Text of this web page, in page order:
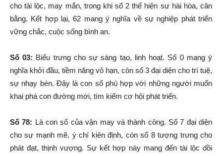
cho tài lộc, may mắn, trong khi số 2 thể hiện sự hài hòa, cân
bằng. Kết hợp lại, 62 mang ý nghĩa về sự nghiệp phát triển
vững chắc, cuộc sống bình an.
Số 03: Biểu trưng cho sự sáng tạo, linh hoạt. Số 0 mang ý
nghĩa khởi đầu, tiềm năng vô hạn, còn số 3 đại diện cho trí tuệ,
sự nhạy bén. Đây là con số phù hợp với những người muốn
khai phá con đường mới, tìm kiếm cơ hội phát triển.
Số 78: Là con số của vận may và thành công. Số 7 đại diện
cho sự mạnh mẽ, ý chí kiên định, còn số 8 tượng trưng cho
phát đạt, thịnh vượng. Sự kết hợp này mang đến tài lộc dồi